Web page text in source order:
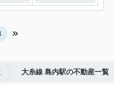
大糸線 島内駅の不動産一覧